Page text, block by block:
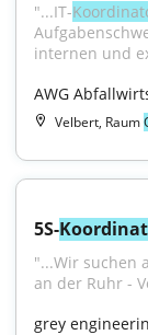
"...IT-
internen und
AWG
Velbert, Raum
5S-
"...Wir suchen
an der Ruhr -
grey